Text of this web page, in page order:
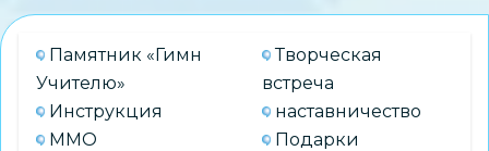
Памятник «Гимн
Учителю»
Инструкция
ММО
Творческая
встреча
наставничество
Подарки